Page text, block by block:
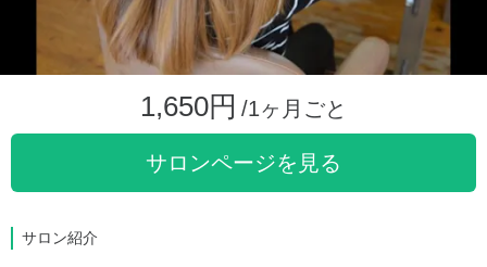
1,650円 /1ヶ月ごと
サロンページを見る
サロン紹介